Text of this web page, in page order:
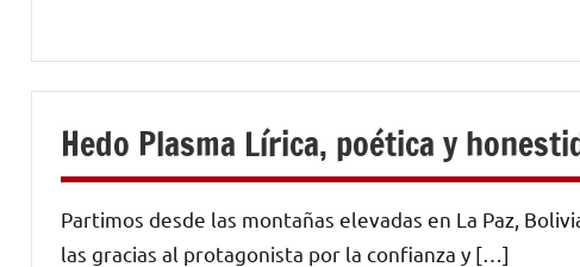
Hedo Plasma Lírica, poética y
Partimos desde las montañas elevadas en La Paz,
las gracias al protagonista por la confianza y […]